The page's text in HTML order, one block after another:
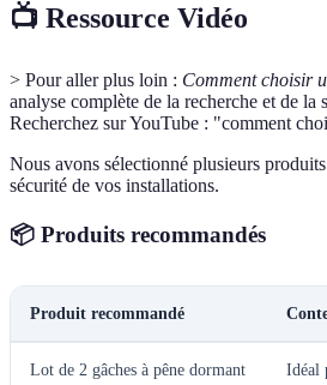
📺 Ressource Vidéo
> Pour aller plus loin : Comment choisir
analyse complète de la recherche et de la
Recherchez sur YouTube : "comment
Nous avons sélectionné plusieurs
sécurité de vos installations.
📦 Produits recommandés
Produit recommandé
Lot de 2 gâches à pêne dormant
Idéal